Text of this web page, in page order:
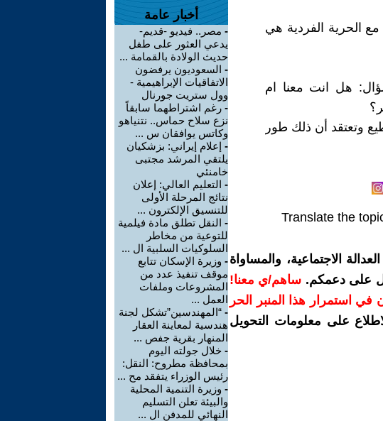
الحرية الفردية هي
هل انت معنا ام
وتعتقد أن ذلك طور
Translate the
الاجتماعية، والمساواة
على دعمكم. ساهم/ي معنا!
في استمرار هذا المنبر الحر
على معلومات التحويل
أخبار عامة
- مصر.. فيديو -قديم-
يدعي العثور على طفل
حديث الولادة بالقمامة ...
- السعوديون يرفضون
الاتفاقيات الإبراهيمية -
وول ستريت جورنال
- رغم اشتراطهما سابقاً
نزع سلاح حماس.. نتنياهو
وكاتس يوافقان س ...
- إعلام إيراني: بزشكيان
يلتقي المرشد مجتبى
خامنئي
- التعليم العالي: إعلان
نتائج المرحلة الأولى
للتنسيق الإلكترون ...
- النقل تطلق مادة فيلمية
للتوعية من مخاطر
السلوكيات السلبية ال ...
- وزيرة الإسكان تتابع
موقف تنفيذ عدد من
المشروعات وملفات
العمل ...
- “المهندسين”تشكل لجنة
هندسية لمعاينة العقار
المنهار بقرية جفص ...
- خلال جولته اليوم
بمحافظة مطروح: النقل:
رئيس الوزراء يتفقد مح ...
- وزيرة التنمية المحلية
والبيئة تعلن التسليم
النهائي للمدفن ال ...